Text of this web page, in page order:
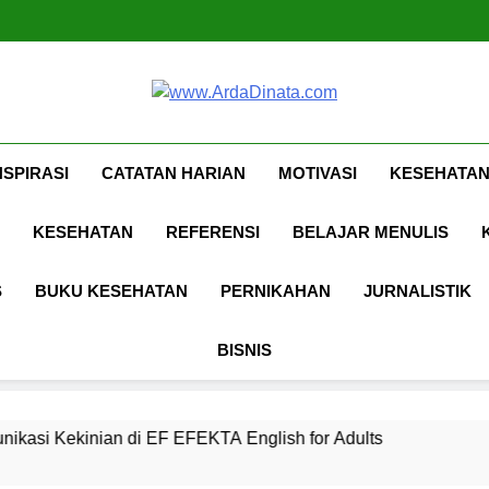
Ungkapan Gaul yang
CATATAN HARIAN MOTIVASI
KESEHATAN REFERENSI BELAJAR MENULIS
BUKU KESEHATAN PERNIKAHAN JURNALISTIK
BISNIS
EFEKTA English for Adults LABKESMAS